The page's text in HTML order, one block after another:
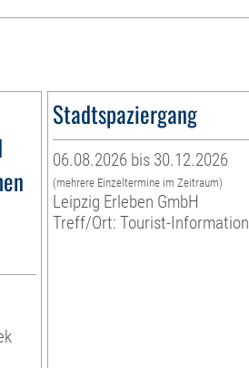
Stadtspaziergang
06.08.2026 bis 30.12.2026
(mehrere Einzeltermine im Zeitraum)
Leipzig Erleben GmbH
Treff/Ort: Tourist-Information